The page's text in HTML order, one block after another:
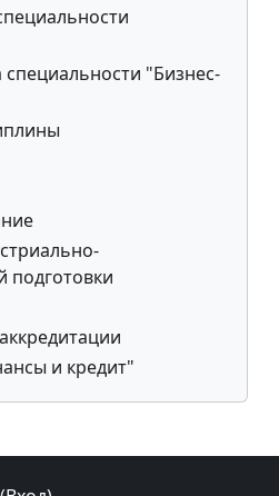
специальности "Бизнес-
подготовки
и кредит"
блоки